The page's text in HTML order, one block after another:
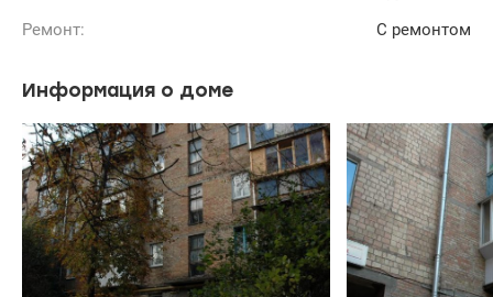
Ремонт:
С ремонтом
Информация о доме